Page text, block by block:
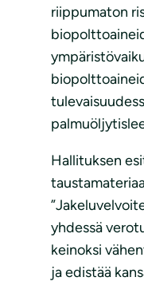
riippumaton
Hallituksen
yhdessä
keinoksi
ja edistää